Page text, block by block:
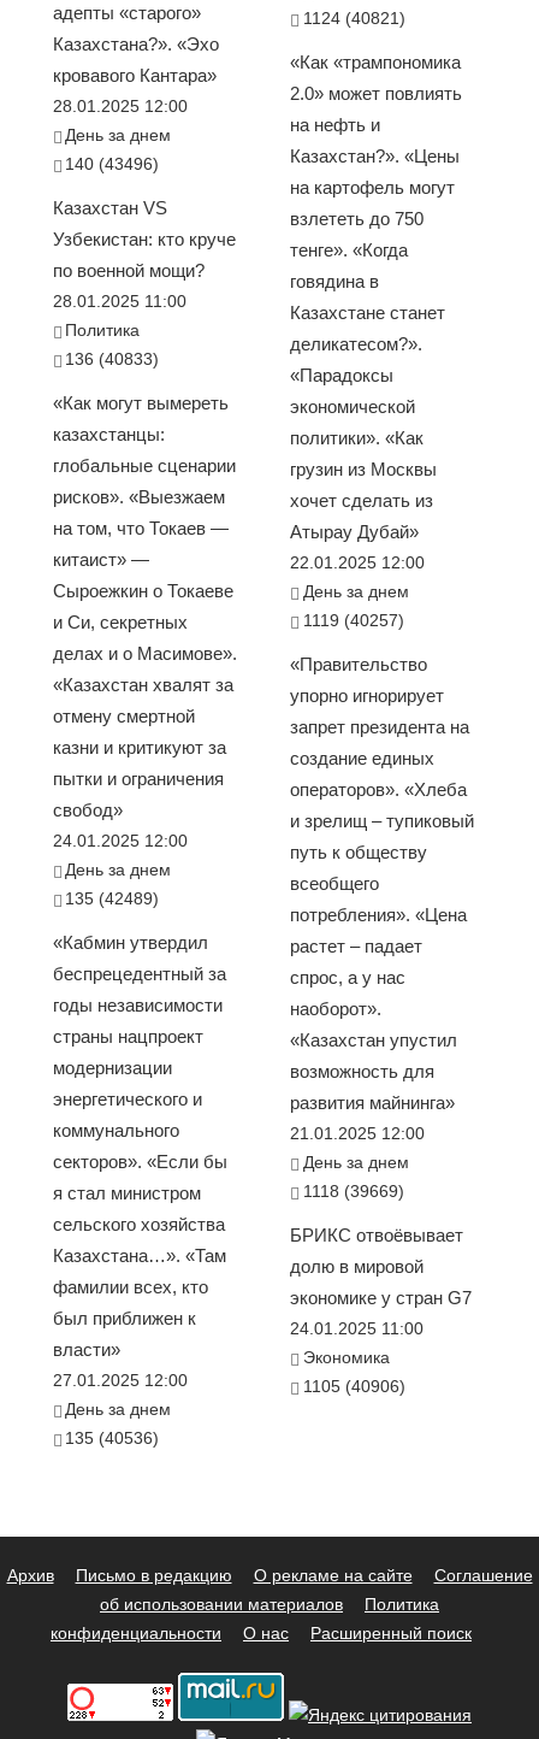
адепты «старого»
Казахстана?». «Эхо
кровавого Кантара»
28.01.2025 12:00
День за днем
140 (43496)
Казахстан VS
Узбекистан: кто круче
по военной мощи?
28.01.2025 11:00
Политика
136 (40833)
«Как могут вымереть
казахстанцы:
глобальные сценарии
рисков». «Выезжаем
на том, что Токаев —
китаист» —
Сыроежкин о Токаеве
и Си, секретных
делах и о Масимове».
«Казахстан хвалят за
отмену смертной
казни и критикуют за
пытки и ограничения
свобод»
24.01.2025 12:00
День за днем
135 (42489)
«Кабмин утвердил
беспрецедентный за
годы независимости
страны нацпроект
модернизации
энергетического и
коммунального
секторов». «Если бы
я стал министром
сельского хозяйства
Казахстана…». «Там
фамилии всех, кто
был приближен к
власти»
27.01.2025 12:00
День за днем
135 (40536)
1124 (40821)
«Как «трампономика
2.0» может повлиять
на нефть и
Казахстан?». «Цены
на картофель могут
взлететь до 750
тенге». «Когда
говядина в
Казахстане станет
деликатесом?».
«Парадоксы
экономической
политики». «Как
грузин из Москвы
хочет сделать из
Атырау Дубай»
22.01.2025 12:00
День за днем
1119 (40257)
«Правительство
упорно игнорирует
запрет президента на
создание единых
операторов». «Хлеба
и зрелищ – тупиковый
путь к обществу
всеобщего
потребления». «Цена
растет – падает
спрос, а у нас
наоборот».
«Казахстан упустил
возможность для
развития майнинга»
21.01.2025 12:00
День за днем
1118 (39669)
БРИКС отвоёвывает
долю в мировой
экономике у стран G7
24.01.2025 11:00
Экономика
1105 (40906)
Архив Письмо в редакцию О рекламе на сайте
Соглашение
об использовании материалов
Политика
конфиденциальности
О нас Расширенный поиск